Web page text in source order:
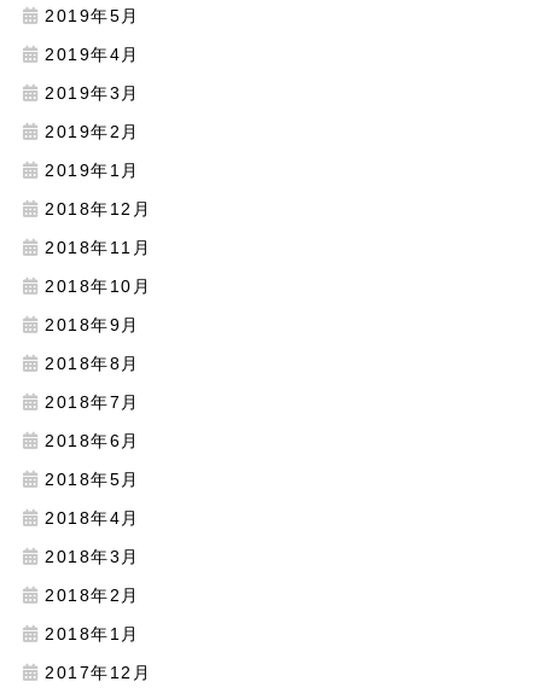
2019年5月
2019年4月
2019年3月
2019年2月
2019年1月
2018年12月
2018年11月
2018年10月
2018年9月
2018年8月
2018年7月
2018年6月
2018年5月
2018年4月
2018年3月
2018年2月
2018年1月
2017年12月